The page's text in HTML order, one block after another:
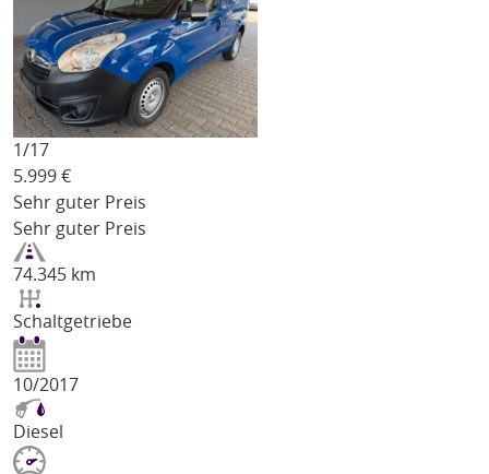
1/17
5.999 €
Sehr guter Preis
Sehr guter Preis
74.345 km
Schaltgetriebe
10/2017
Diesel